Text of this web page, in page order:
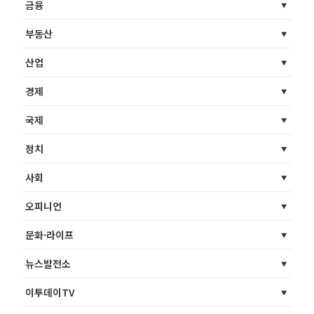
금융
부동산
산업
경제
국제
정치
사회
오피니언
문화·라이프
뉴스발전소
이투데이TV